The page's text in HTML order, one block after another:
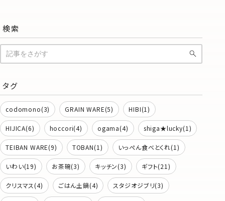
検索
タグ
codomono(3) GRAIN WARE(5) HIBI(1)
HIJICA(6) hoccori(4) ogama(4) shiga★lucky(1)
TEIBAN WARE(9) TOBAN(1) いっぺん食べとくれ(1)
いわい(19) お茶碗(3) キッチン(3) ギフト(21)
クリスマス(4) ごはん土鍋(4) スタジオジブリ(3)